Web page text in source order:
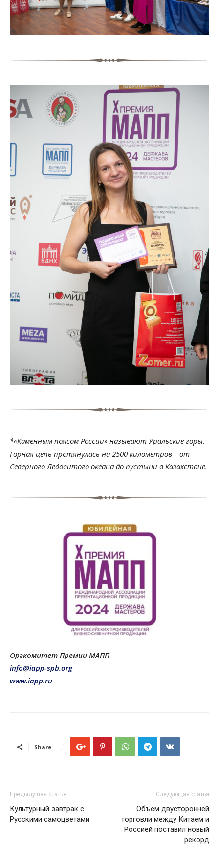
*«Каменным поясом России» называют Уральские горы.
Горная цепь протянулась на 2500 километров – от
Северного Ледовитого океана до пустыни в Казахстане.
Оргкомитет Премии МАПП
info@iapp-spb.org
www.iapp.ru
Share
Предыдущая статья
Культурный завтрак с
Русскими самоцветами
Следующая статья
Объем двусторонней
торговли между Китаем и
Россией поставил новый
рекорд